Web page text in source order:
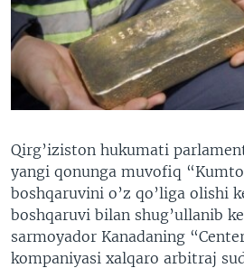
VIDEO
XABARLAR SURATLARDA
ODNOKLASSNIKI
TELEGRAM
TWITTER
SOUNDCLOUD
VOA
Qirg’iziston hukumati
yangi qonunga muvofiq
boshqaruvini o’z qo’liga olishi
boshqaruvi bilan shug’ullanib
sarmoyador Kanadaning
kompaniyasi xalqaro arbitraj